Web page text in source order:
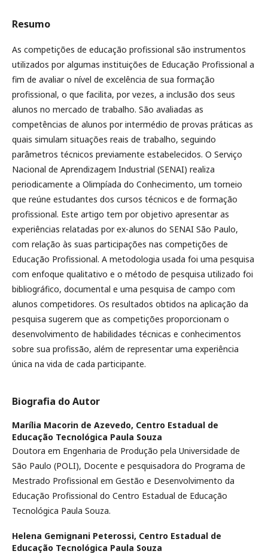
Resumo
As competições de educação profissional são instrumentos
utilizados por algumas instituições de Educação Profissional a
fim de avaliar o nível de excelência de sua formação
profissional, o que facilita, por vezes, a inclusão dos seus
alunos no mercado de trabalho. São avaliadas as
competências de alunos por intermédio de provas práticas as
quais simulam situações reais de trabalho, seguindo
parâmetros técnicos previamente estabelecidos. O Serviço
Nacional de Aprendizagem Industrial (SENAI) realiza
periodicamente a Olimpíada do Conhecimento, um torneio
que reúne estudantes dos cursos técnicos e de formação
profissional. Este artigo tem por objetivo apresentar as
experiências relatadas por ex-alunos do SENAI São Paulo,
com relação às suas participações nas competições de
Educação Profissional. A metodologia usada foi uma pesquisa
com enfoque qualitativo e o método de pesquisa utilizado foi
bibliográfico, documental e uma pesquisa de campo com
alunos competidores. Os resultados obtidos na aplicação da
pesquisa sugerem que as competições proporcionam o
desenvolvimento de habilidades técnicas e conhecimentos
sobre sua profissão, além de representar uma experiência
única na vida de cada participante.
Biografia do Autor
Marília Macorin de Azevedo, Centro Estadual de
Educação Tecnológica Paula Souza
Doutora em Engenharia de Produção pela Universidade de
São Paulo (POLI), Docente e pesquisadora do Programa de
Mestrado Profissional em Gestão e Desenvolvimento da
Educação Profissional do Centro Estadual de Educação
Tecnológica Paula Souza.
Helena Gemignani Peterossi, Centro Estadual de
Educação Tecnológica Paula Souza